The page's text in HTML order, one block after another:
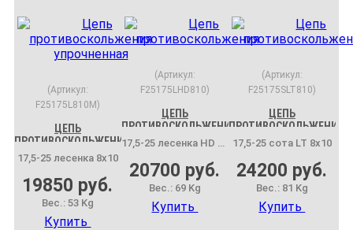
(Артикул:
F25175L810M )
ЦЕПЬ
ПРОТИВОСКОЛЬЖЕНИЯ
УПРОЧНЕННАЯ
17,5-25 лесенка 8х10
19850 руб.
Вес.: 53 Kg
Купить
(Артикул:
F25175LHD810)
ЦЕПЬ
ПРОТИВОСКОЛЬЖЕНИЯ
20700 руб.
Вес.: 69 Kg
Купить
(Артикул:
F25175SLT810)
ЦЕПЬ
ПРОТИВОСКОЛЬЖЕНИЯ
17,5-25 сота LT 8х10
24200 руб.
Вес.: 81 Kg
Купить